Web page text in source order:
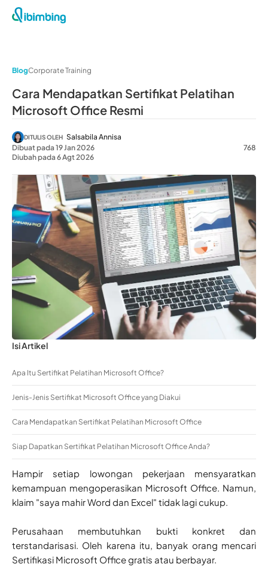
BlogCorporate Training
Cara Mendapatkan Sertifikat Pelatihan
Microsoft Office Resmi
DITULIS OLEH Salsabila Annisa
Dibuat pada 19 Jan 2026
Diubah pada 6 Agt 2026
768
Isi Artikel
Apa Itu Sertifikat Pelatihan Microsoft Office?
Jenis-Jenis Sertifikat Microsoft Office yang Diakui
Cara Mendapatkan Sertifikat Pelatihan Microsoft Office
Siap Dapatkan Sertifikat Pelatihan Microsoft Office Anda?
Hampir setiap lowongan pekerjaan mensyaratkan
kemampuan mengoperasikan Microsoft Office. Namun,
klaim "saya mahir Word dan Excel" tidak lagi cukup.
Perusahaan membutuhkan bukti konkret dan
terstandarisasi. Oleh karena itu, banyak orang mencari
Sertifikasi Microsoft Office gratis atau berbayar.